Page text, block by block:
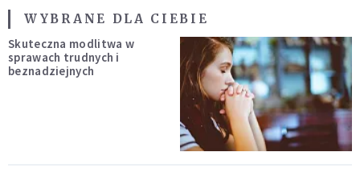
WYBRANE DLA CIEBIE
Skuteczna modlitwa w
sprawach trudnych i
beznadziejnych